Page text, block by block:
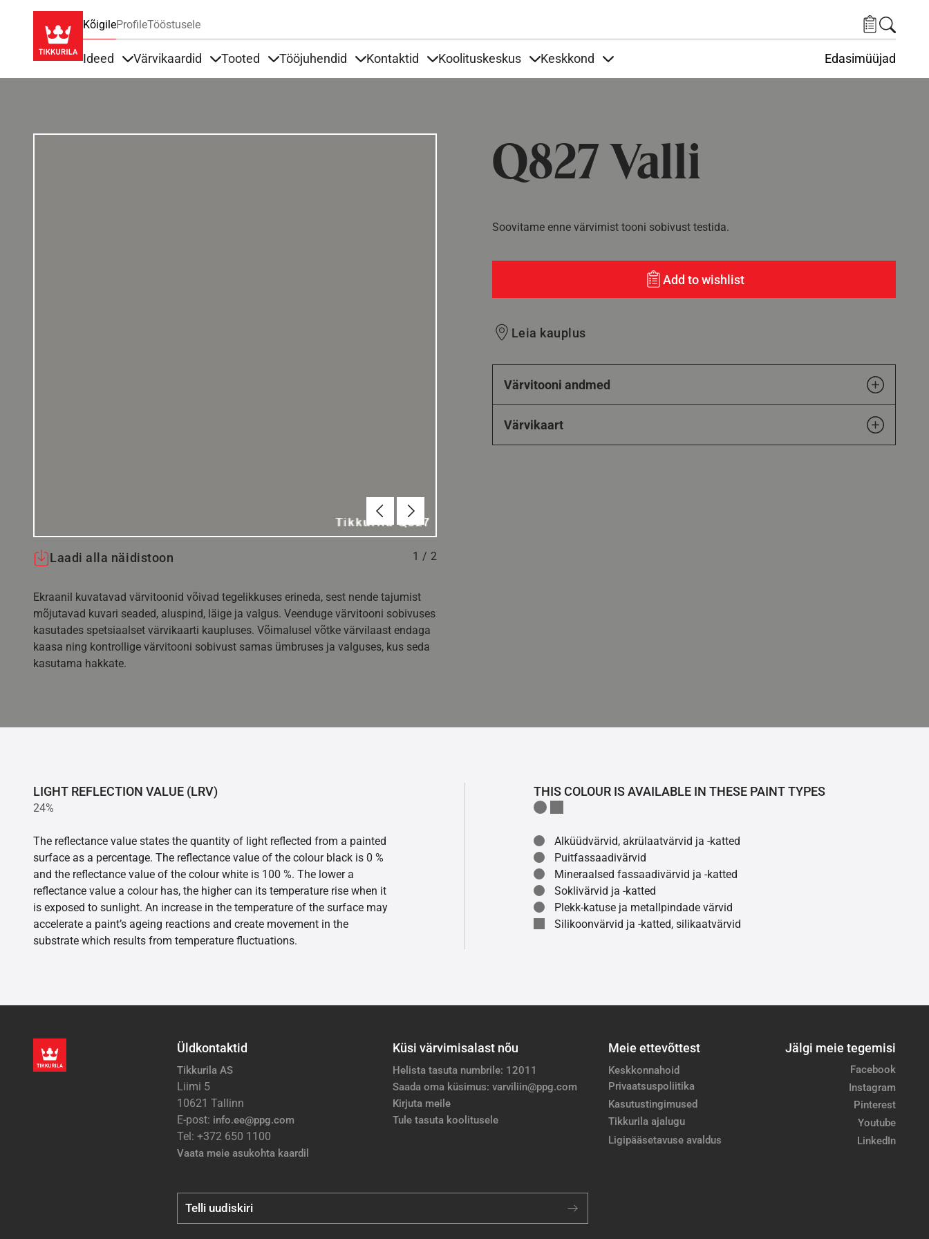
KõigileProfileTööstusele
Ideed Värvikaardid Tooted Tööjuhendid Kontaktid Koolituskeskus Keskkond Edasimüüjad
Q827 Valli
EelmineJärgmine
Laadi alla näidistoon 1 / 2
Ekraanil kuvatavad värvitoonid võivad tegelikkuses erineda, sest nende tajumist
mõjutavad kuvari seaded, aluspind, läige ja valgus. Veenduge värvitooni sobivuses
kasutades spetsiaalset värvikaarti kaupluses. Võimalusel võtke värvilaast endaga
kaasa ning kontrollige värvitooni sobivust samas ümbruses ja valguses, kus seda
kasutama hakkate.
Soovitame enne värvimist tooni sobivust testida.
Add to wishlist
Leia kauplus
Värvitooni andmed
Värvikaart
LIGHT REFLECTION VALUE (LRV)
24%
The reflectance value states the quantity of light reflected from a painted
surface as a percentage. The reflectance value of the colour black is 0 %
and the reflectance value of the colour white is 100 %. The lower a
reflectance value a colour has, the higher can its temperature rise when it
is exposed to sunlight. An increase in the temperature of the surface may
accelerate a paint’s ageing reactions and create movement in the
substrate which results from temperature fluctuations.
THIS COLOUR IS AVAILABLE IN THESE PAINT TYPES
Alküüdvärvid, akrülaatvärvid ja -katted
Puitfassaadivärvid
Mineraalsed fassaadivärvid ja -katted
Soklivärvid ja -katted
Plekk-katuse ja metallpindade värvid
Silikoonvärvid ja -katted, silikaatvärvid
Üldkontaktid
Tikkurila AS
Liimi 5
10621 Tallinn
E-post: info.ee@ppg.com
Tel: +372 650 1100
Vaata meie asukohta kaardil
Küsi värvimisalast nõu
Helista tasuta numbrile: 12011
Saada oma küsimus: varviliin@ppg.com
Kirjuta meile
Tule tasuta koolitusele
Meie ettevõttest
Keskkonnahoid
Privaatsuspoliitika
Kasutustingimused
Tikkurila ajalugu
Ligipääsetavuse avaldus
Jälgi meie tegemisi
Facebook
Instagram
Pinterest
Youtube
LinkedIn
Telli uudiskiri